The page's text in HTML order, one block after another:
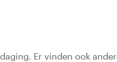
Er vinden ook